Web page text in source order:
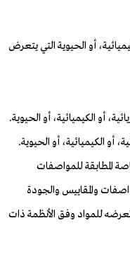
أو الحيوية التي يتعرض
المطابقة للمواصفات
والمقاييس والجودة
للمواد وفق الأنظمة ذات